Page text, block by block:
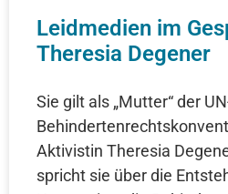
Leidmedien im
Theresia Degener
Sie gilt als „Mutter“ der
Aktivistin Theresia
spricht sie über die